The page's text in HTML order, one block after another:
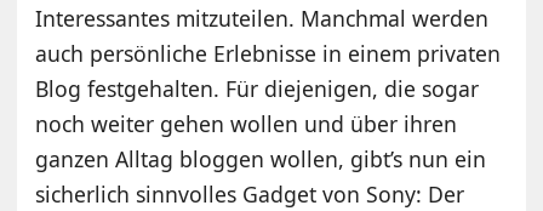
Interessantes mitzuteilen. Manchmal werden
auch persönliche Erlebnisse in einem privaten
Blog festgehalten. Für diejenigen, die sogar
noch weiter gehen wollen und über ihren
ganzen Alltag bloggen wollen, gibt’s nun ein
sicherlich sinnvolles Gadget von Sony: Der